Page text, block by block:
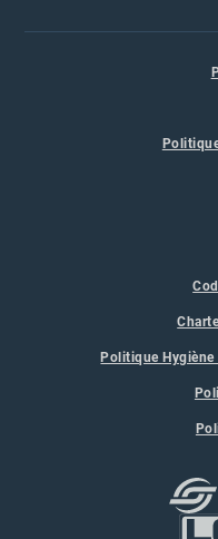
Politique